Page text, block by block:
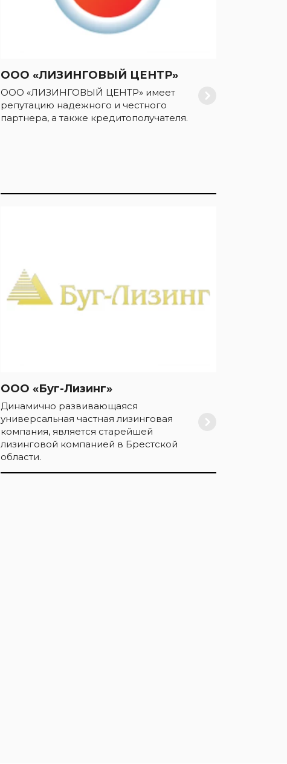
ООО «ЛИЗИНГОВЫЙ ЦЕНТР»
ООО «ЛИЗИНГОВЫЙ ЦЕНТР» имеет
репутацию надежного и честного
партнера, а также кредитополучателя.
ООО «Буг-Лизинг»
Динамично развивающаяся
универсальная частная лизинговая
компания, является старейшей
лизинговой компанией в Брестской
области.